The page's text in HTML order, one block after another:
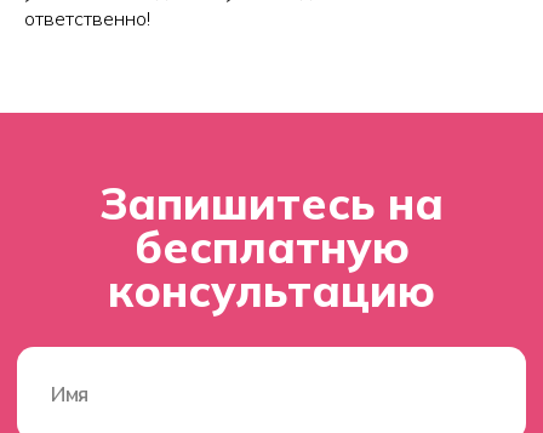
ответственно!
8 (800) 222-75-46
Отзывы студентов
Студентам
Преподаватели
Оплата обучения